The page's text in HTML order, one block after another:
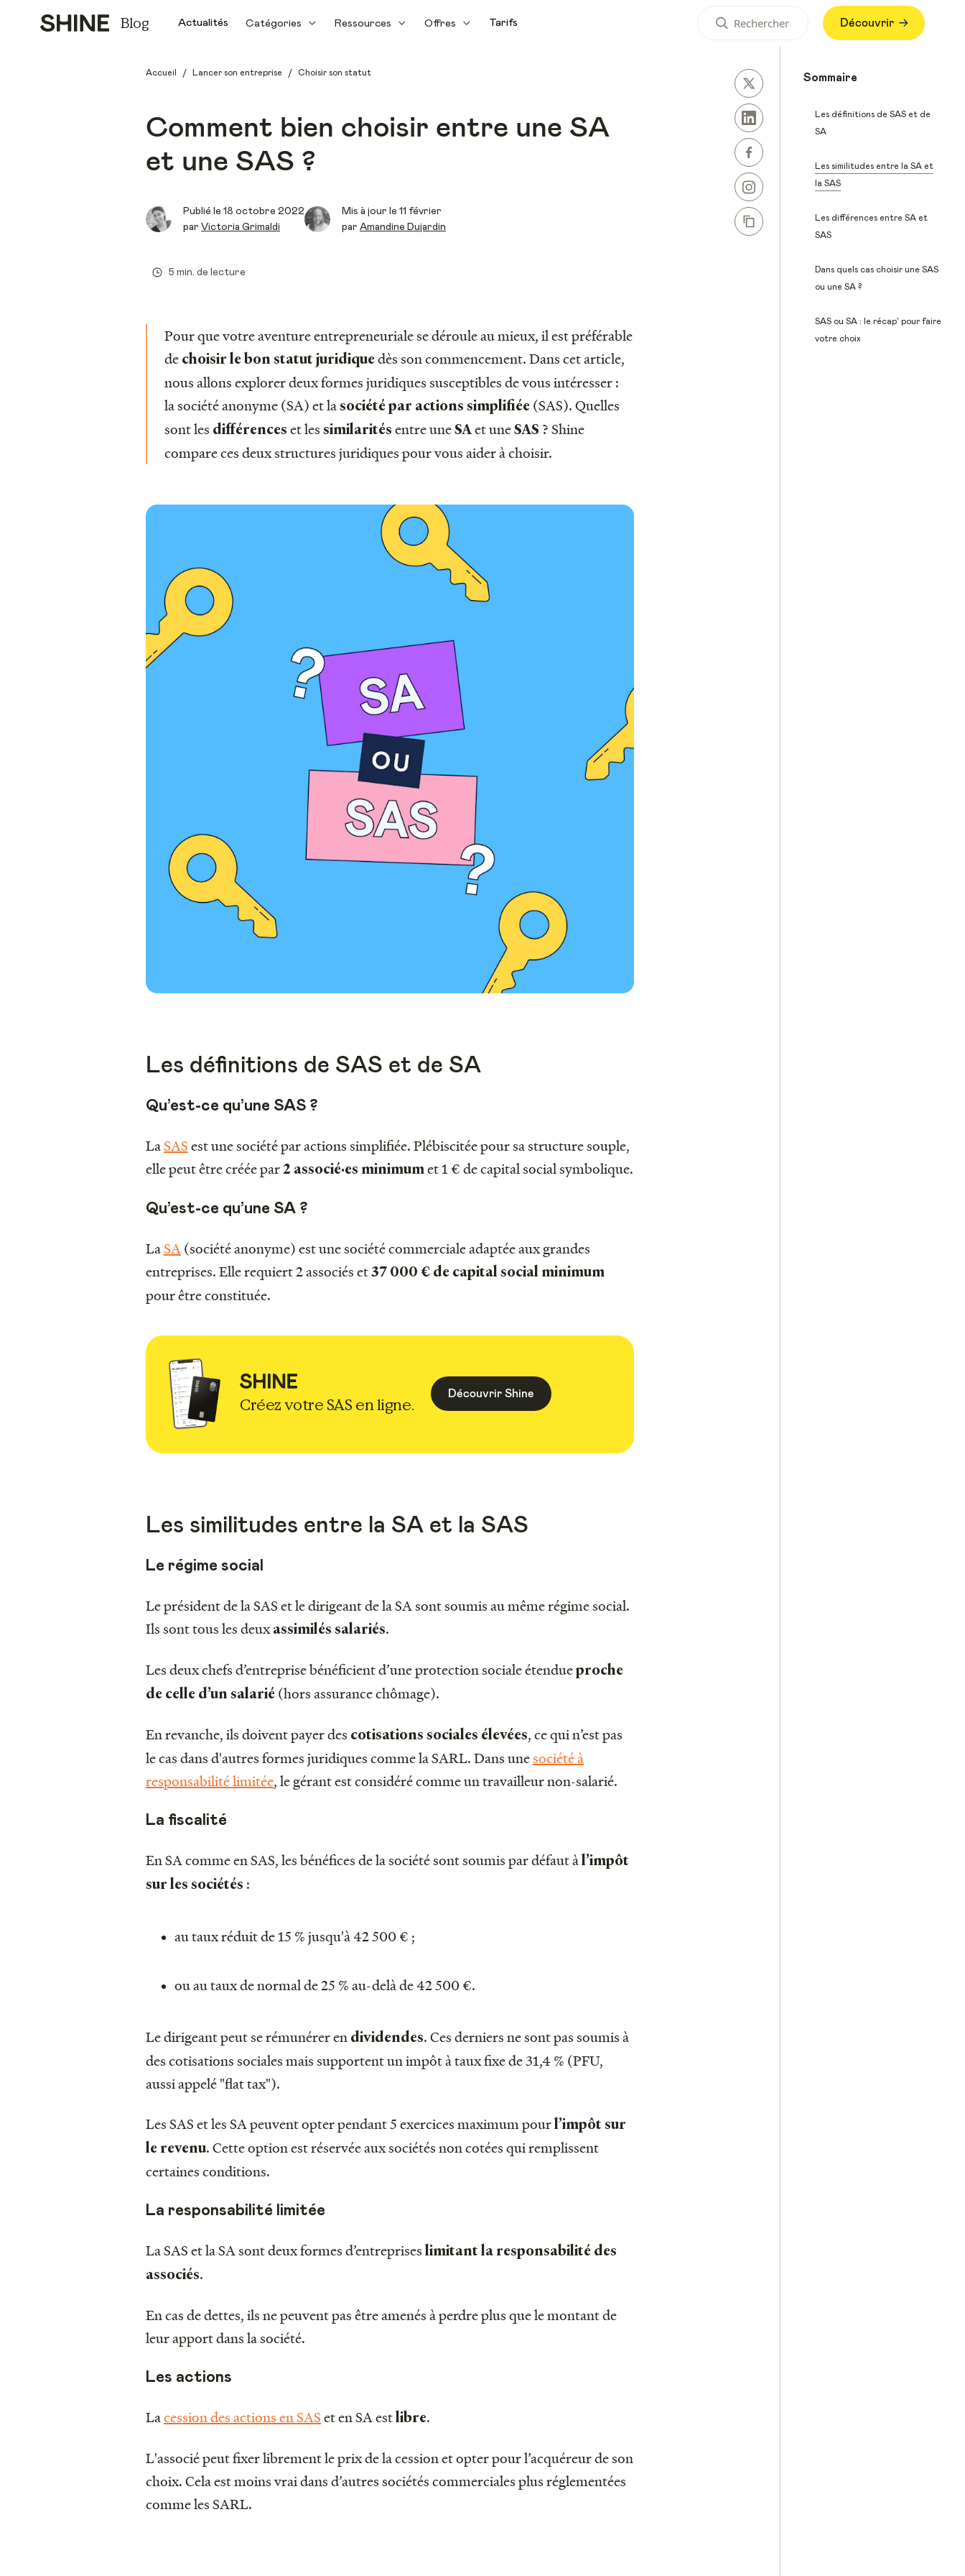
Blog Actualités Catégories Ressources Offres Tarifs Découvrir
Accueil / Lancer son entreprise / Choisir son statut
Comment bien choisir entre une SA
et une SAS ?
Publié le 18 octobre 2022
par Victoria Grimaldi
Mis à jour le 11 février
par Amandine Dujardin
5 min. de lecture
Pour que votre aventure entrepreneuriale se déroule au mieux, il est préférable
de choisir le bon statut juridiquedès son commencement. Dans cet article,
nous allons explorer deux formes juridiques susceptibles de vous intéresser :
la société anonyme (SA) et lasociété par actions simplifiée (SAS). Quelles
sont les différences et les similarités entre uneSA et uneSAS ? Shine
compare ces deux structures juridiques pour vous aider à choisir.
Les définitions de SAS et de SA
Qu’est-ce qu’une SAS ?
LaSASest une société par actions simplifiée. Plébiscitée pour sa structure souple,
elle peut être créée par 2 associé·es minimum et 1 € de capital social symbolique.
Qu’est-ce qu’une SA ?
LaSA(société anonyme) est une société commerciale adaptée aux grandes
entreprises. Elle requiert 2 associés et37 000 € de capital social minimum
pour être constituée.
Créez votre SAS en ligne.
Découvrir Shine
Les similitudes entre la SA et la SAS
Le régime social
Le président de la SAS et le dirigeant de la SA sont soumis au même régime social.
Ils sont tous les deuxassimilés salariés.
Les deux chefs d’entreprise bénéficient d’une protection sociale étendueproche
de celle d’un salarié (hors assurance chômage).
En revanche, ils doivent payer des cotisations sociales élevées, ce qui n’est pas
le cas dans d'autres formes juridiques comme la SARL. Dans unesociété à
responsabilité limitée, le gérant est considéré comme un travailleur non-salarié.
La fiscalité
En SA comme en SAS, les bénéfices de la société sont soumis par défaut àl’impôt
sur les sociétés :
au taux réduit de 15 % jusqu'à 42 500 € ;
ou au taux de normal de 25 % au-delà de 42 500 €.
Le dirigeant peut se rémunérer en dividendes. Ces derniers ne sont pas soumis à
des cotisations sociales mais supportent un impôt à taux fixe de 31,4 % (PFU,
aussi appelé "flat tax").
Les SAS et les SA peuvent opter pendant 5 exercices maximum pourl’impôt sur
le revenu. Cette option est réservée aux sociétés non cotées qui remplissent
certaines conditions.
La responsabilité limitée
La SAS et la SA sont deux formes d’entreprises limitant la responsabilité des
associés.
En cas de dettes, ils ne peuvent pas être amenés à perdre plus que le montant de
leur apport dans la société.
Les actions
Lacession des actions en SASet en SA estlibre.
L'associé peut fixer librement le prix de la cession et opter pour l’acquéreur de son
choix. Cela est moins vrai dans d’autres sociétés commerciales plus réglementées
comme les SARL.
Sommaire
Les définitions de SAS et de
SA
Les similitudes entre la SA et
la SAS
Les différences entre SA et
SAS
Dans quels cas choisir une SAS
ou une SA ?
SAS ou SA : le récap' pour faire
votre choix